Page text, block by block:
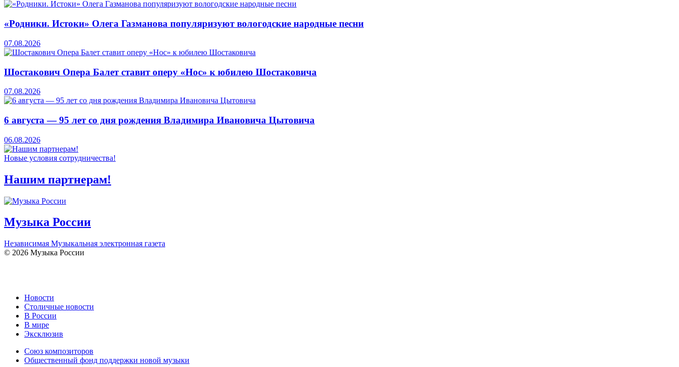
«Родники. Истоки» Олега Газманова популяризуют вологодские народные песни
07.08.2026
Шостакович Опера Балет ставит оперу «Нос» к юбилею Шостаковича
07.08.2026
6 августа — 95 лет со дня рождения Владимира Ивановича Цытовича
06.08.2026
Новые условия сотрудничества!
Нашим партнерам!
Музыка России
Независимая Музыкальная электронная газета
© 2026 Музыка России
Новости
Столичные новости
В России
В мире
Эксклюзив
Союз композиторов
Общественный фонд поддержки новой музыки